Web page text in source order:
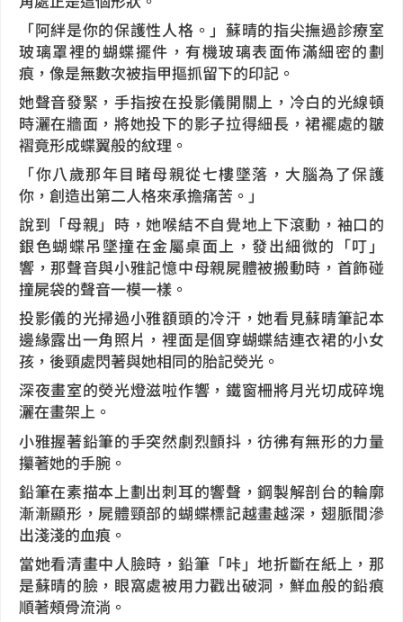
「阿絆是你的保護性人格。」蘇晴的指尖撫過診療室
玻璃罩裡的蝴蝶擺件，有機玻璃表面佈滿細密的劃
痕，像是無數次被指甲摳抓留下的印記。
她聲音發緊，手指按在投影儀開關上，冷白的光線頓
時灑在牆面，將她投下的影子拉得細長，裙襬處的皺
褶竟形成蝶翼般的紋理。
「你八歲那年目睹母親從七樓墜落，大腦為了保護
你，創造出第二人格來承擔痛苦。」
說到「母親」時，她喉結不自覺地上下滾動，袖口的
銀色蝴蝶吊墜撞在金屬桌面上，發出細微的「叮」
響，那聲音與小雅記憶中母親屍體被搬動時，首飾碰
撞屍袋的聲音一模一樣。
投影儀的光掃過小雅額頭的冷汗，她看見蘇晴筆記本
邊緣露出一角照片，裡面是個穿蝴蝶結連衣裙的小女
孩，後頸處閃著與她相同的胎記熒光。
深夜畫室的熒光燈滋啦作響，鐵窗柵將月光切成碎塊
灑在畫架上。
小雅握著鉛筆的手突然劇烈顫抖，彷彿有無形的力量
攥著她的手腕。
鉛筆在素描本上劃出刺耳的響聲，鋼製解剖台的輪廓
漸漸顯形，屍體頸部的蝴蝶標記越畫越深，翅脈間滲
出淺淺的血痕。
當她看清畫中人臉時，鉛筆「咔」地折斷在紙上，那
是蘇晴的臉，眼窩處被用力戳出破洞，鮮血般的鉛痕
順著頰骨流淌。